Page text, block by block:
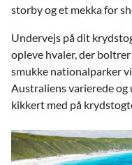
storby og et mekka for
Undervejs på dit
opleve hvaler, der
smukke nationalparker
Australiens varierede og
kikkert med på